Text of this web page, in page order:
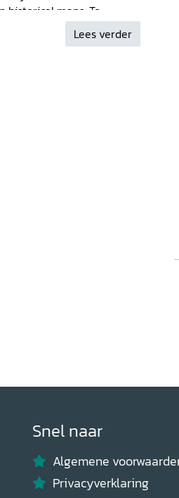
maps. To
reclamation models,
addition.Lees verder
Snel naar
Algemene
Privacyverklaring